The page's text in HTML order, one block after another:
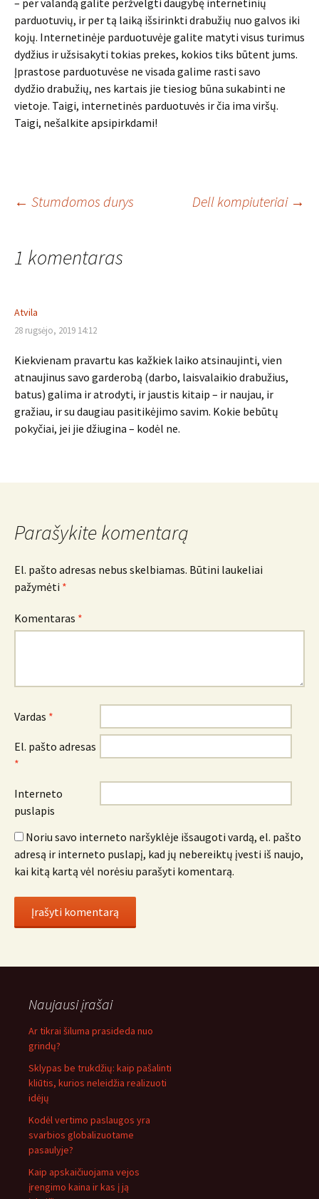
– per valandą galite peržvelgti daugybę internetinių
parduotuvių, ir per tą laiką išsirinkti drabužių nuo galvos iki
kojų. Internetinėje parduotuvėje galite matyti visus turimus
dydžius ir užsisakyti tokias prekes, kokios tiks būtent jums.
Įprastose parduotuvėse ne visada galime rasti savo
dydžio drabužių, nes kartais jie tiesiog būna sukabinti ne
vietoje. Taigi, internetinės parduotuvės ir čia ima viršų.
Taigi, nešalkite apsipirkdami!
Įrašo
navigacija
← Stumdomos durys Dell kompiuteriai →
1 komentaras
Atvila
28 rugsėjo, 2019 14:12
Kiekvienam pravartu kas kažkiek laiko atsinaujinti, vien
atnaujinus savo garderobą (darbo, laisvalaikio drabužius,
batus) galima ir atrodyti, ir jaustis kitaip – ir naujau, ir
gražiau, ir su daugiau pasitikėjimo savim. Kokie bebūtų
pokyčiai, jei jie džiugina – kodėl ne.
Parašykite komentarą
El. pašto adresas nebus skelbiamas. Būtini laukeliai
pažymėti *
Komentaras *
Vardas *
El. pašto adresas
*
Interneto
puslapis
Noriu savo interneto naršyklėje išsaugoti vardą, el. pašto
adresą ir interneto puslapį, kad jų nebereiktų įvesti iš naujo,
kai kitą kartą vėl norėsiu parašyti komentarą.
Naujausi įrašai
Ar tikrai šiluma prasideda nuo
grindų?
Sklypas be trukdžių: kaip pašalinti
kliūtis, kurios neleidžia realizuoti
idėjų
Kodėl vertimo paslaugos yra
svarbios globalizuotame
pasaulyje?
Kaip apskaičiuojama vejos
įrengimo kaina ir kas į ją